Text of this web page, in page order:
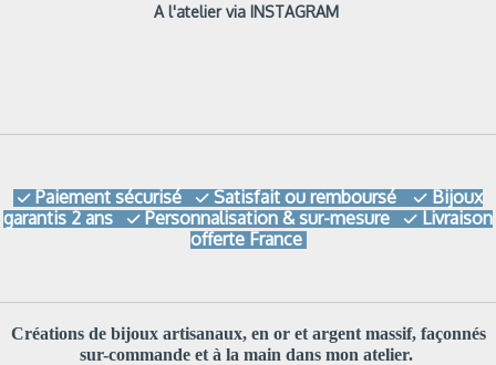
A l'atelier via INSTAGRAM
 Paiement sécurisé  Satisfait ou remboursé  Bijoux
garantis 2 ans
 Personnalisation & sur-mesure  Livraison
offerte France
Créations de bijoux artisanaux, en or et argent massif, façonnés
sur-commande et à la main dans mon atelier.